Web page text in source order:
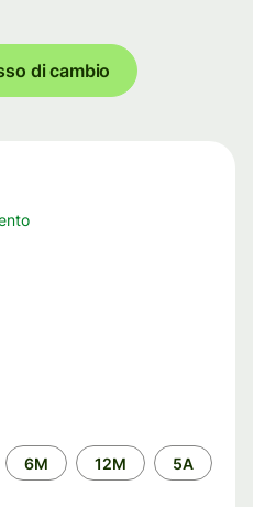
di cambio
6M 12M 5A